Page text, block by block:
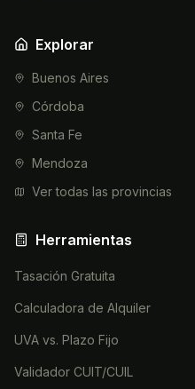
Explorar
Buenos Aires
Córdoba
Santa Fe
Mendoza
Ver todas las provincias
Herramientas
Tasación Gratuita
Calculadora de Alquiler
UVA vs. Plazo Fijo
Validador CUIT/CUIL